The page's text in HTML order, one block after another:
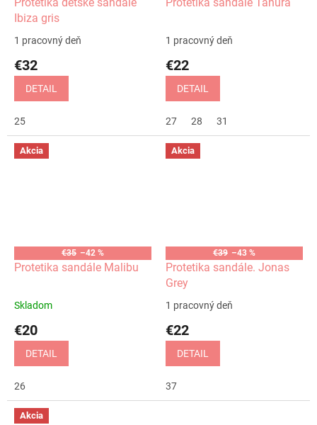
Ibiza gris
1 pracovný deň
€32
DETAIL
25
1 pracovný deň
€22
DETAIL
27 28 31
Akcia
€35 –42 %
Protetika sandále Malibu
Skladom
€20
DETAIL
26
Akcia
€39 –43 %
Protetika sandále. Jonas
Grey
1 pracovný deň
€22
DETAIL
37
Akcia